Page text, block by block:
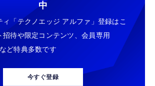
中
ィ「テクノエッジ アルファ」登録はこ
招待や限定コンテンツ、会員専用
ど特典多数です
今すぐ登録